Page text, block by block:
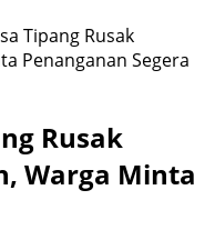
Tipang Rusak
Penanganan Segera
Rusak
Warga Minta